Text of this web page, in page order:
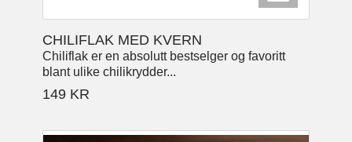
CHILIFLAK MED KVERN
Chiliflak er en absolutt bestselger og favoritt
blant ulike chilikrydder...
149 KR